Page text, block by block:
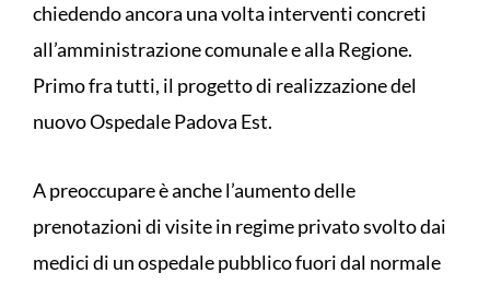
chiedendo ancora una volta interventi concreti
all’amministrazione comunale e alla Regione.
Primo fra tutti, il progetto di realizzazione del
nuovo Ospedale Padova Est.
A preoccupare è anche l’aumento delle
prenotazioni di visite in regime privato svolto dai
medici di un ospedale pubblico fuori dal normale